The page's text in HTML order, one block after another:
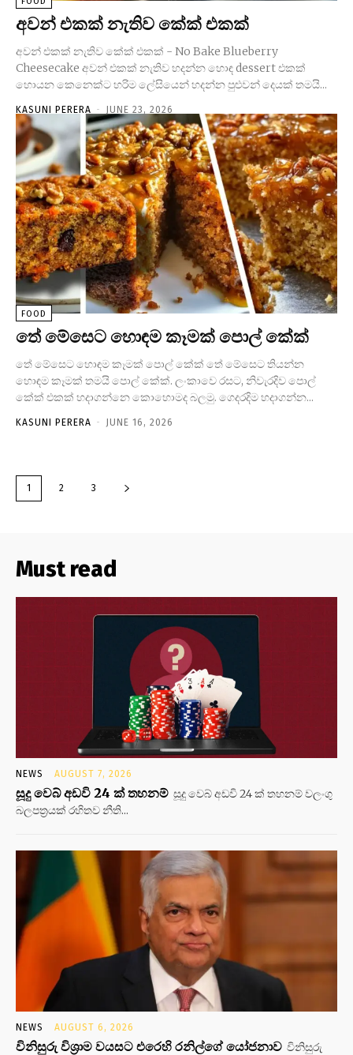
අවන් එකක් නැතිව කේක් එකක්
අවන් එකක් නැතිව කේක් එකක් - No Bake Blueberry
Cheesecake අවන් එකක් නැතිව හදන්න හොඳ dessert එකක්
හොයන කෙනෙක්ට හරිම ලේසියෙන් හදන්න පුළුවන් දෙයක් තමයි...
KASUNI PERERA - JUNE 23, 2026
FOOD
තේ මේසෙට හොඳම කෑමක් පොල් කේක්
තේ මේසෙට හොඳම කෑමක් පොල් කේක් තේ මේසෙට තියන්න
හොඳම කෑමක් තමයි පොල් කේක්. ලංකාවෙ රසට, නිවැරදිව පොල්
කේක් එකක් හදාගන්නෙ කොහොමද බලමු. ගෙදරදිම හදාගන්න...
KASUNI PERERA - JUNE 16, 2026
1 2 3
Must read
NEWS AUGUST 7, 2026
සූදු වෙබ් අඩවි 24 ක් තහනම් සූදු වෙබ් අඩවි 24 ක් තහනම් වලංගු
බලපත්‍රයක් රහිතව නීති...
NEWS AUGUST 6, 2026
විනිසුරු විශ්‍රාම වයසට එරෙහි රනිල්ගේ යෝජනාව විනිසුරු